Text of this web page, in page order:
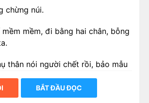
chừng núi.
mềm, đi bằng hai chân, bỗng
thân nói người chết rồi, bảo mẫu
đi chôn.”
tiểu ấu tể một lượt.
BẮT ĐẦU ĐỌC